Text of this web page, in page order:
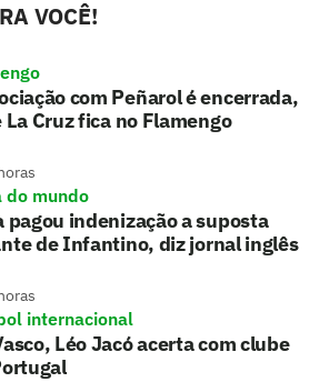
VOCÊ!
com Peñarol é encerrada,
La Cruz fica no Flamengo
do mundo
pagou indenização a suposta
de Infantino, diz jornal inglês
internacional
Léo Jacó acerta com clube